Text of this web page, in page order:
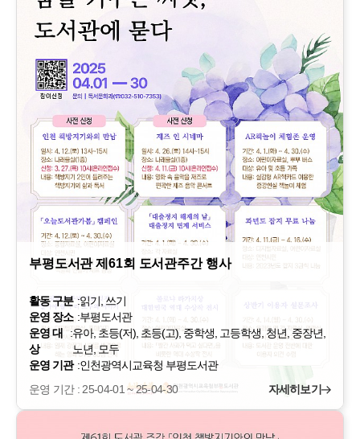
부평도서관 제61회 도서관주간 행사
활동 구분 :읽기, 쓰기
운영 장소 :부평도서관
운영 대
상
:유아, 초등(저), 초등(고), 중학생, 고등학생, 청년, 중장년,
노년, 모두
운영 기관 :인천광역시교육청 부평도서관
운영 기간 : 25-04-01 ~ 25-04-30
자세히보기